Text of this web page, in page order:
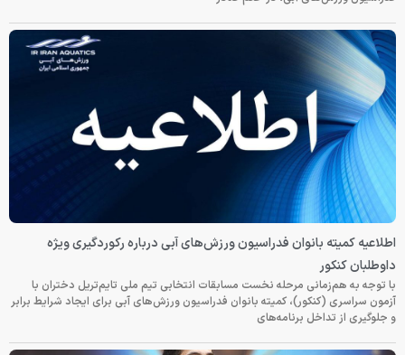
اطلاعیه کمیته بانوان فدراسیون ورزش‌های آبی درباره رکوردگیری ویژه
داوطلبان کنکور
با توجه به هم‌زمانی مرحله نخست مسابقات انتخابی تیم ملی تایم‌تریل دختران با
آزمون سراسری (کنکور)، کمیته بانوان فدراسیون ورزش‌های آبی برای ایجاد شرایط برابر
و جلوگیری از تداخل برنامه‌های